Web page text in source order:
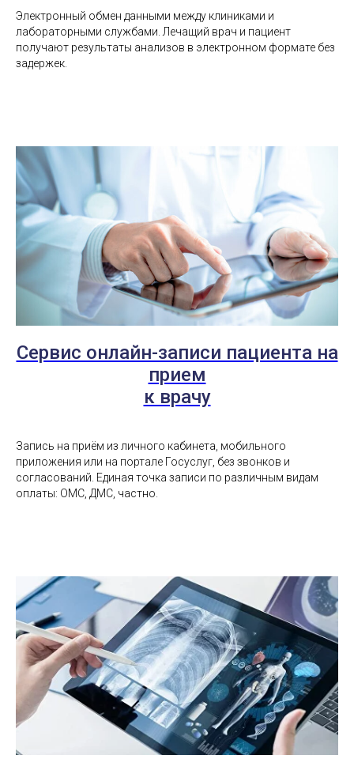
Электронный обмен данными между клиниками и
лабораторными службами. Лечащий врач и пациент
получают результаты анализов в электронном формате без
задержек.
Сервис онлайн-записи пациента на
прием
к врачу
Запись на приём из личного кабинета, мобильного
приложения или на портале Госуслуг, без звонков и
согласований. Единая точка записи по различным видам
оплаты: ОМС, ДМС, частно.